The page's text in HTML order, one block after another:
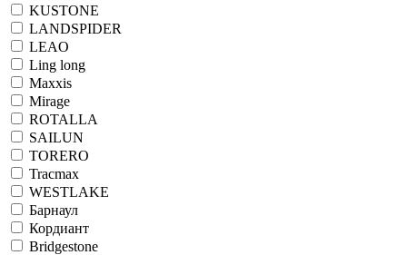
KUSTONE
LANDSPIDER
LEAO
Ling long
Maxxis
Mirage
ROTALLA
SAILUN
TORERO
Tracmax
WESTLAKE
Барнаул
Кордиант
Bridgestone